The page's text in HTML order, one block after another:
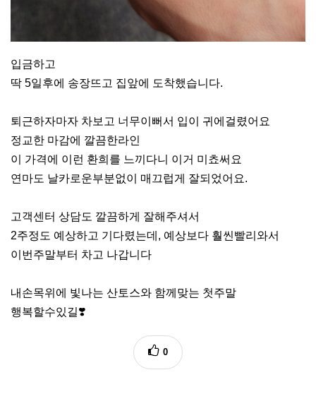
입금하고
딱 5일후에 송장뜨고 집앞에 도착했습니다.
퇴근하자마자 차보고 너무이뻐서 입이 귀에걸렸어요
정교한 마감에 깔끔한라인
이 가격에 이런 환희를 느끼다니 이거 미쵸써요
연마도 날카로운부분없이 매끄럽게 잘되었어요.
고객센터 상담도 깔끔하게 잘해주셔서
2주정도 예상하고 기다렸는데, 예상보다 훨씬빨리와서
이번주말부터 차고 나갑니다
내손목위에 빛나는 산토스와 함께맞는 첫주말
행복할수있길❣️
0